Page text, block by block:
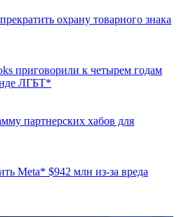
охрану товарного знака
приговорили к четырем годам
ЛГБТ*
партнерских хабов для
Meta* $942 млн из-за вреда